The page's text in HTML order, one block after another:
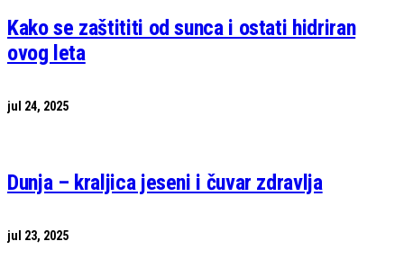
Kako se zaštititi od sunca i ostati hidriran
ovog leta
jul 24, 2025
Dunja – kraljica jeseni i čuvar zdravlja
jul 23, 2025